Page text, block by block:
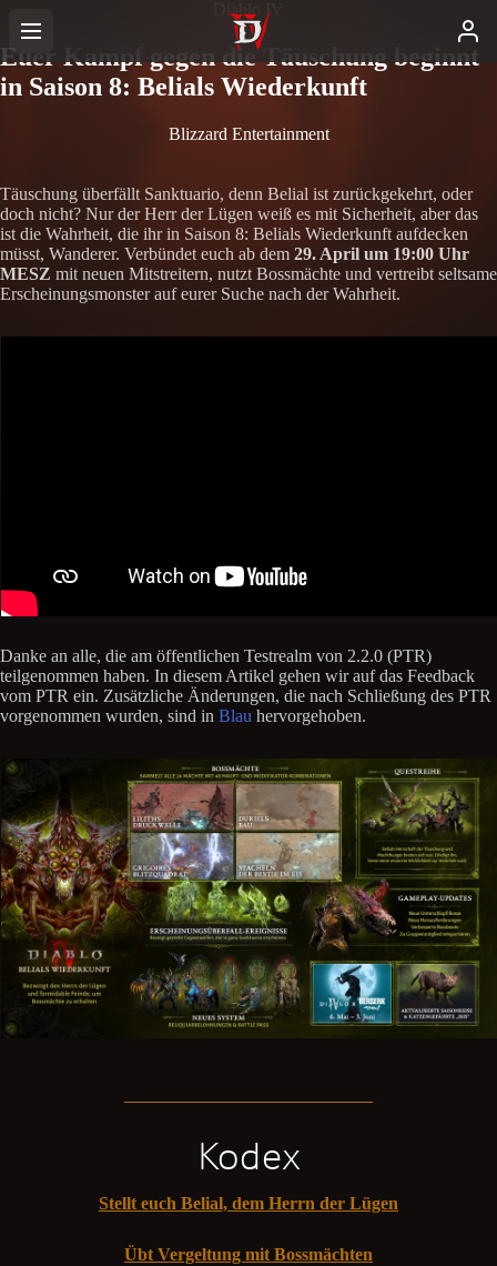
Diablo IV
Euer Kampf gegen die Täuschung beginnt
in Saison 8: Belials Wiederkunft
Blizzard Entertainment
Täuschung überfällt Sanktuario, denn Belial ist zurückgekehrt, oder
doch nicht? Nur der Herr der Lügen weiß es mit Sicherheit, aber das
ist die Wahrheit, die ihr in Saison 8: Belials Wiederkunft aufdecken
müsst, Wanderer. Verbündet euch ab dem 29. April um 19:00 Uhr
MESZ mit neuen Mitstreitern, nutzt Bossmächte und vertreibt seltsame
Erscheinungsmonster auf eurer Suche nach der Wahrheit.
Danke an alle, die am öffentlichen Testrealm von 2.2.0 (PTR)
teilgenommen haben. In diesem Artikel gehen wir auf das Feedback
vom PTR ein. Zusätzliche Änderungen, die nach Schließung des PTR
vorgenommen wurden, sind in Blau hervorgehoben.
Kodex
Stellt euch Belial, dem Herrn der Lügen
Übt Vergeltung mit Bossmächten